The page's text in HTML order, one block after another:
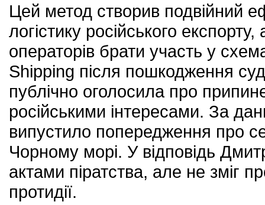
Цей метод створив подвійний
логістику російського
операторів брати участь у
Shipping після пошкодження
публічно оголосила про
російськими інтересами. За
випустило попередження про
Чорному морі. У відповідь
актами піратства, але не зміг
протидії.